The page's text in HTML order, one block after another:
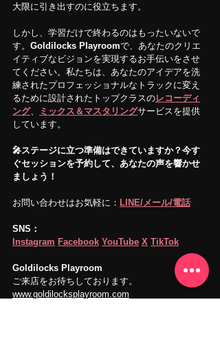
大限に引き出すのに役立ちます。
しかし、学習だけで終わるのはもったいないで
す。 Goldilocks Playroomで、あなたのクリエ
イティブなビジョンを実現するお手伝いをさせ
てください。私たちは、あなたのアイデアを洗
練されたプロフェッショナルなトラックに変え
るために設計されたトップクラスのレコーディ
ング、 ミックス＆マスタリングサービスを提供
しています。
🎤ステージに立つ準備はできていますか？今す
ぐセッションを予約して、あなたの声を響かせ
ましょう！
お問い合わせはお気軽に： LINE/メール/電話
SNS：
Instagram Facebook YouTube X TikTok
Goldilocks Playroom
ご来店をお待ちしております。
www.goldilocksplayroom.com